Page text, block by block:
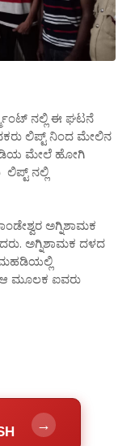
ನಲ್ಲಿ ಈ ಘಟನೆ
ಲಿಪ್ಟ್ ನಿಂದ ಮೇಲಿನ
ಮೇಲೆ ಹೋಗಿ
ನಲ್ಲಿ
ಅಗ್ನಿಶಾಮಕ
ಅಗ್ನಿಶಾಮಕ ದಳದ
ಆ ಮೂಲಕ ಐವರು
→